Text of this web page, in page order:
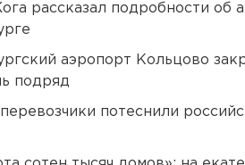
рассказал подробности об
аэропорт Кольцово
подряд
потеснили